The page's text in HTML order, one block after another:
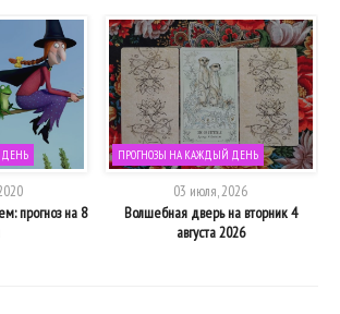
прогноз на 8
ПРОГНОЗЫ НА КАЖДЫЙ ДЕНЬ
03 июля, 2026
Волшебная дверь на вторник 4
августа 2026